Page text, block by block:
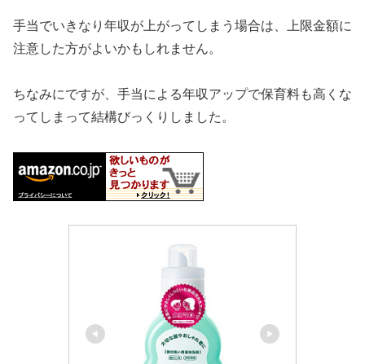
手当でいきなり年収が上がってしまう場合は、上限金額に
注意した方がよいかもしれません。
ちなみにですが、手当による年収アップで保育料も高くな
ってしまって結構びっくりしました。